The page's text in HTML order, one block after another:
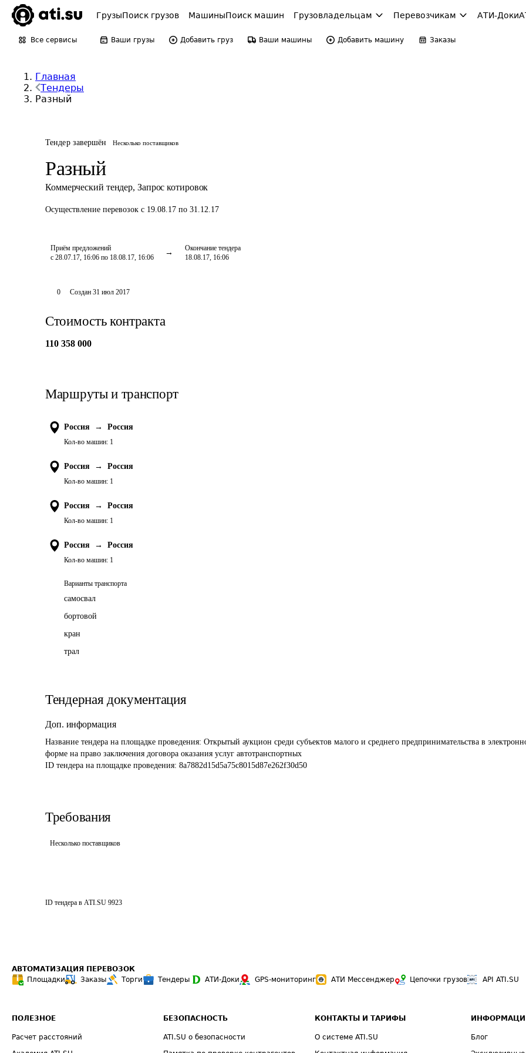
ГрузыПоиск грузов МашиныПоиск машин Грузовладельцам Перевозчикам АТИ-Доки
Все сервисы Ваши грузы Добавить груз Ваши машины Добавить машину Заказы
Главная
Тендеры
Разный
Тендер завершён Несколько поставщиков
Разный
Коммерческий тендер, Запрос котировок
Осуществление перевозок с 19.08.17 по 31.12.17
Приём предложений
с 28.07.17, 16:06 по 18.08.17, 16:06
Окончание тендера
18.08.17, 16:06
0 Создан 31 июл 2017
Стоимость контракта
110 358 000
Маршруты и транспорт
Россия → Россия
Кол-во машин: 1
Россия → Россия
Кол-во машин: 1
Россия → Россия
Кол-во машин: 1
Россия → Россия
Кол-во машин: 1
Варианты транспорта
самосвал
бортовой
кран
трал
Тендерная документация
Доп. информация
Название тендера на площадке проведения: Открытый аукцион среди субъектов малого и среднего предпринимательства в
форме на право заключения договора оказания услуг автотранспортных
ID тендера на площадке проведения: 8a7882d15d5a75c8015d87e262f30d50
Требования
Несколько поставщиков
ID тендера в ATI.SU 9923
АВТОМАТИЗАЦИЯ ПЕРЕВОЗОК
Площадки
Заказы Торги Тендеры АТИ-Доки GPS-мониторинг АТИ Мессенджер Цепочки грузов API ATI.SU
ПОЛЕЗНОЕ
Расчет расстояний
БЕЗОПАСНОСТЬ
ATI.SU о безопасности
КОНТАКТЫ И ТАРИФЫ
О системе ATI.SU
Блог